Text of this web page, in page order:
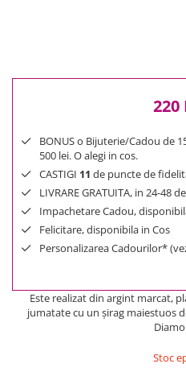
220
BONUS o Bijuterie/Cadou de
500 lei. O alegi in cos.
CASTIGI 11 de puncte de
LIVRARE GRATUITA, in 24-48
Impachetare Cadou,
Felicitare, disponibila in Cos
Personalizarea Cadourilor*
Este realizat din argint marcat,
jumatate cu un şirag maiestuos
Stoc